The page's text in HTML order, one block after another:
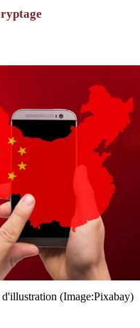
d'illustration (Image:Pixabay)